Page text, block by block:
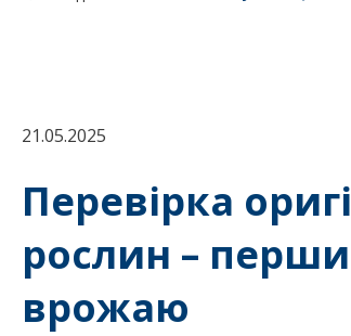
21.05.2025
Перевірка
рослин –
врожаю